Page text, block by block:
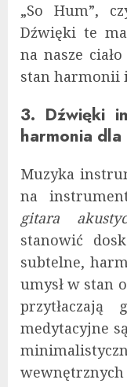
„So Hum”,
Dźwięki te
na nasze
stan harmonii
3. Dźwięki
harmonia dla
Muzyka
na
gitara
stanowić
subtelne,
umysł w stan
przytłaczają
medytacyjne